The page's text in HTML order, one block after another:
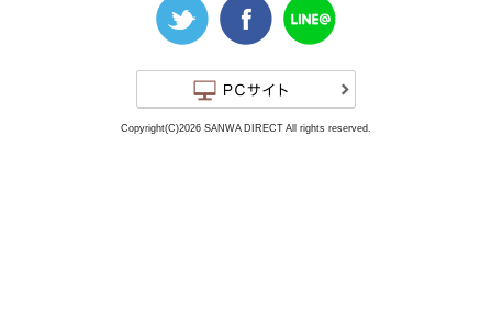
Copyright(C)2026 SANWA DIRECT All rights reserved.